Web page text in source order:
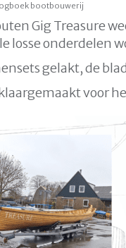
bootbouwerij
Gig Treasure
losse onderdelen
gelakt, de
voor